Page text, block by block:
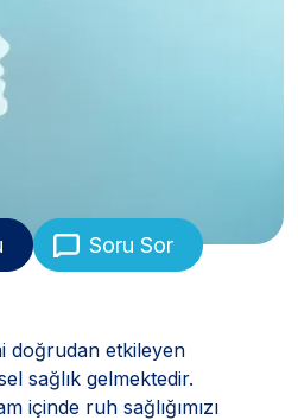
Soru Sor
doğrudan etkileyen
sağlık gelmektedir.
içinde ruh sağlığımızı